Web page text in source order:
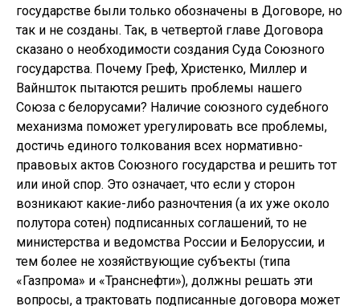
государстве были только обозначены в Договоре, но
так и не созданы. Так, в четвертой главе Договора
сказано о необходимости создания Суда Союзного
государства. Почему Греф, Христенко, Миллер и
Вайншток пытаются решить проблемы нашего
Союза с белорусами? Наличие союзного судебного
механизма поможет урегулировать все проблемы,
достичь единого толкования всех нормативно-
правовых актов Союзного государства и решить тот
или иной спор. Это означает, что если у сторон
возникают какие-либо разночтения (а их уже около
полутора сотен) подписанных соглашений, то не
министерства и ведомства России и Белоруссии, и
тем более не хозяйствующие субъекты (типа
«Газпрома» и «Транснефти»), должны решать эти
вопросы, а трактовать подписанные договора может